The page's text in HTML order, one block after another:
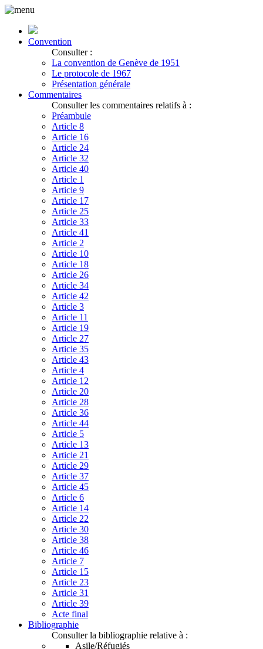
Convention
Consulter :
La convention de Genève de 1951
Le protocole de 1967
Présentation générale
Commentaires
Consulter les commentaires relatifs à :
Préambule
Article 8
Article 16
Article 24
Article 32
Article 40
Article 1
Article 9
Article 17
Article 25
Article 33
Article 41
Article 2
Article 10
Article 18
Article 26
Article 34
Article 42
Article 3
Article 11
Article 19
Article 27
Article 35
Article 43
Article 4
Article 12
Article 20
Article 28
Article 36
Article 44
Article 5
Article 13
Article 21
Article 29
Article 37
Article 45
Article 6
Article 14
Article 22
Article 30
Article 38
Article 46
Article 7
Article 15
Article 23
Article 31
Article 39
Acte final
Bibliographie
Consulter la bibliographie relative à :
Asile/Réfugiés